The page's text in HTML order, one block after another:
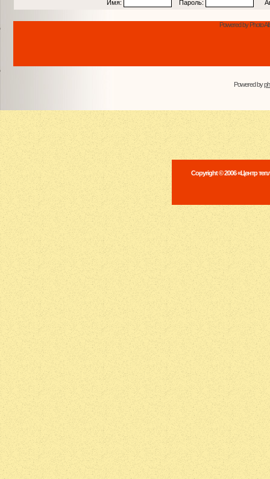
Имя: Пароль:
Powered by Photo
Powered by
Copyright © 2006 «Центр